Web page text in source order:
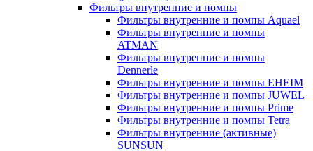
Фильтры внутренние и помпы
Фильтры внутренние и помпы Aquael
Фильтры внутренние и помпы
ATMAN
Фильтры внутренние и помпы
Dennerle
Фильтры внутренние и помпы EHEIM
Фильтры внутренние и помпы JUWEL
Фильтры внутренние и помпы Prime
Фильтры внутренние и помпы Tetra
Фильтры внутренние (активные)
SUNSUN